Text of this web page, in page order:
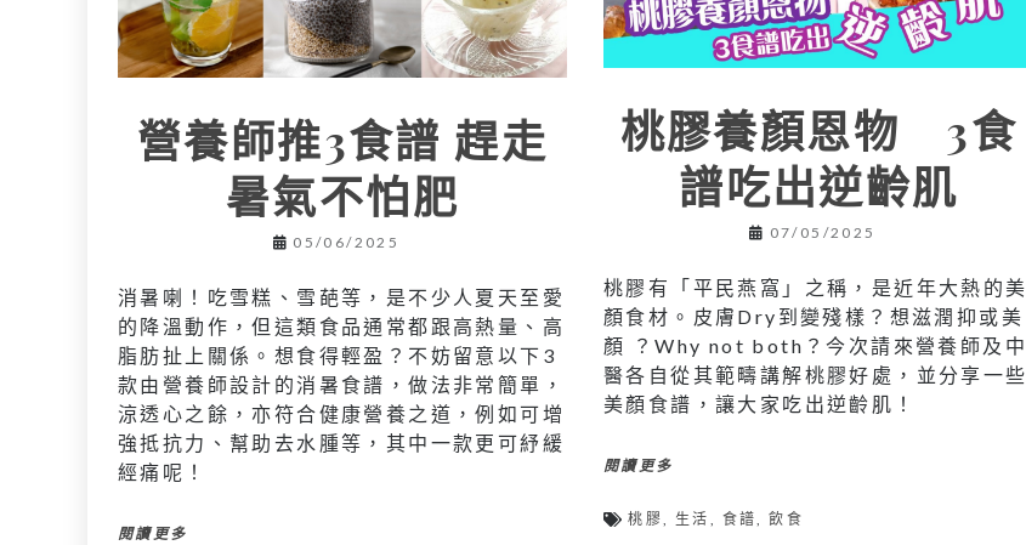
營養師推3食譜 趕走
暑氣不怕肥
05/06/2025
消暑喇！吃雪糕、雪葩等，是不少人夏天至愛
的降溫動作，但這類食品通常都跟高熱量、高
脂肪扯上關係。想食得輕盈？不妨留意以下3
款由營養師設計的消暑食譜，做法非常簡單，
涼透心之餘，亦符合健康營養之道，例如可增
強抵抗力、幫助去水腫等，其中一款更可紓緩
經痛呢！
閱讀更多
桃膠養顏恩物 3食
譜吃出逆齡肌
07/05/2025
桃膠有「平民燕窩」之稱，是近年大熱的美
顏食材。皮膚Dry到變殘樣？想滋潤抑或美
顏 ？Why not both？今次請來營養師及中
醫各自從其範疇講解桃膠好處，並分享一些
美顏食譜，讓大家吃出逆齡肌！
閱讀更多
桃膠, 生活 , 食譜,飲食